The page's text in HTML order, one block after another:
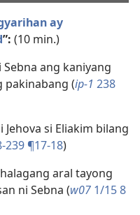
ay
”: (10 min.)
ang kaniyang
pakinabang (ip-1 238
si Eliakim bilang
239 ¶17-18)
aral tayong
ni Sebna (w07 1/15 8